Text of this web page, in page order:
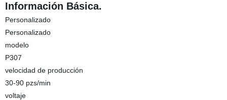
Información Básica.
Personalizado
Personalizado
modelo
P307
velocidad de producción
30-90 pzs/min
voltaje